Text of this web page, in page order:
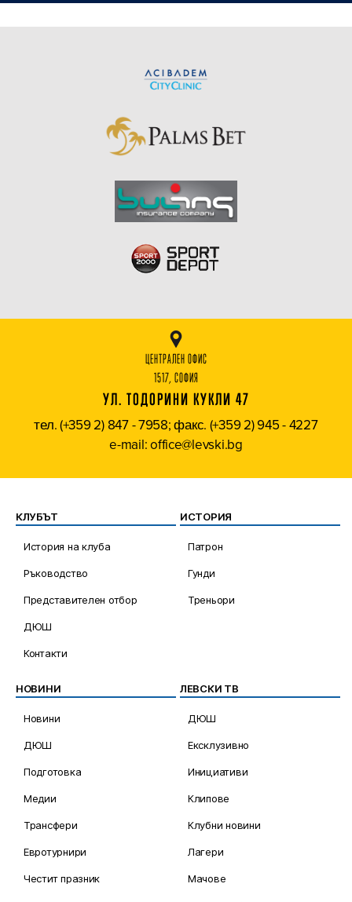
ЦЕНТРАЛЕН ОФИС
1517, СОФИЯ
УЛ. ТОДОРИНИ КУКЛИ 47
тел. (+359 2) 847 - 7958; факс. (+359 2) 945 - 4227
e-mail: office@levski.bg
КЛУБЪТ
История на клуба
Ръководство
Представителен отбор
ДЮШ
Контакти
ИСТОРИЯ
Патрон
Гунди
Треньори
НОВИНИ
Новини
ДЮШ
Подготовка
Медии
Трансфери
Евротурнири
Честит празник
ЛЕВСКИ ТВ
ДЮШ
Ексклузивно
Инициативи
Клипове
Клубни новини
Лагери
Мачове